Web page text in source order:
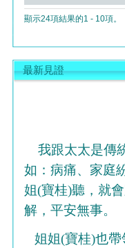
顯示24項結果的1 - 10項。
最新見證
我跟太太是傳
如：病痛、家庭
姐(寶桂)聽，就
解，平安無事。
姐姐(寶桂)也帶